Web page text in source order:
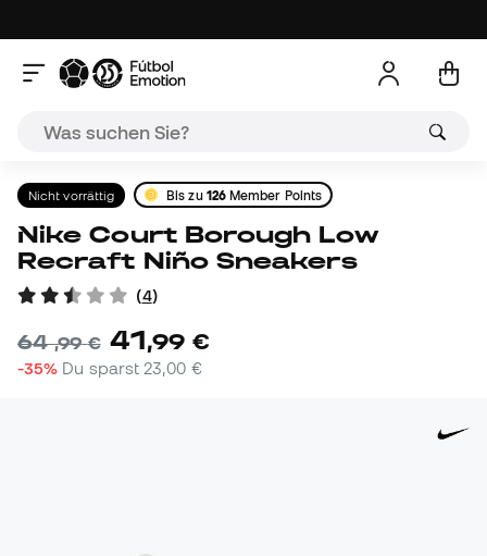
Nicht vorrättig Bis zu 126Member Points
Nike Court Borough Low
Recraft Niño Sneakers
(4)
64,99 € 41,99 €
-35% Du sparst 23,00 €